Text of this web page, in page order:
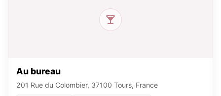
Au bureau
201 Rue du Colombier, 37100 Tours, France